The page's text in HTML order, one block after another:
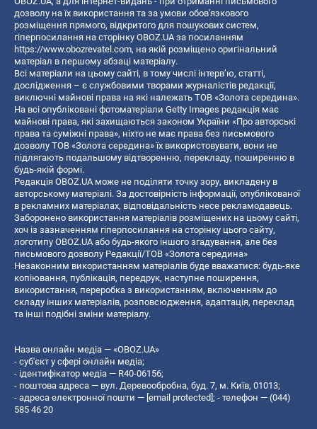
дозволу на їх використання та за умови обов'язкового
розміщення прямого, відкритого для пошукових систем,
гіперпосилання на сторінку OBOZ.UA за посиланням
https://www.obozrevatel.com, на якій розміщено оригінальний
матеріал в першому абзаці матеріалу.
Всі матеріали на цьому сайті, в тому числі інтерв’ю, статті,
дослідження – є службовими творами журналістів редакції,
виключні майнові права на які належать ТОВ «Золота середина».
На всі опубліковані фотоматеріали Getty Images редакція має
майнові права, які захищаються законом України «Про авторські
права та суміжні права», ніхто не має права без письмового
дозволу ТОВ «Золота середина» їх використовувати, вони не
підлягають подальшому відтворенню, перекладу, поширенню в
будь-якій формі.
Редакція OBOZ.UA може не поділяти точку зору, викладену в
авторському матеріалі. За достовірність інформації, опублікованої
в рекламних матеріалах, відповідальність несе рекламодавець.
Заборонено використання матеріалів розміщених на цьому сайті,
хоч із зазначенням гіперпосилання на сторінку цього сайту,
логотипу OBOZ.UA або будь-якого іншого згадування, але без
письмового дозволу Редакції/ТОВ «Золота середина»
Незаконним використанням матеріалів буде вважатися: будь-яке
копiювання, публiкацiя, передрук, наступне поширення,
використання, переробка з використанням, включенням до
складу інших матеріалів, розповсюдження, адаптація, переклад
та інші подібні зміни матеріалу.
Назва онлайн медіа — «OBOZ.UA»
- суб'єкт у сфері онлайн медіа;
- ідентифікатор медіа — R40-06156;
- поштова адреса — вул. Деревообробна, буд. 7, м. Київ, 01013;
- адреса електронної пошти — [email protected] ; - телефон — (044)
585 46 20